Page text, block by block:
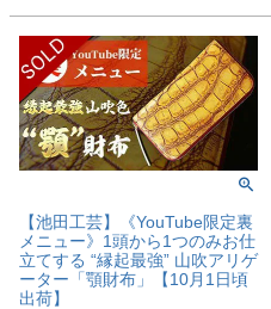
【池田工芸】《YouTube限定裏
メニュー》1頭から1つのみお仕
立てする “縁起最強” 山吹アリゲ
ーター「顎財布」【10月1日頃
出荷】